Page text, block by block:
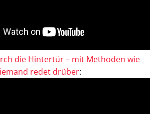
die Hintertür – mit Methoden wie
redet drüber: